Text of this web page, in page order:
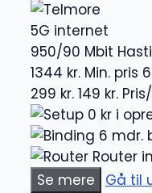
5G internet
950/90 Mbit
1344 kr. Min. pris
299 kr. 149 kr.
0 kr i
6 mdr.
Router
Se mere
Gå til